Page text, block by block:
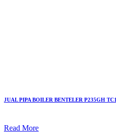
JUAL PIPA BOILER BENTELER P235GH TC1
Read More